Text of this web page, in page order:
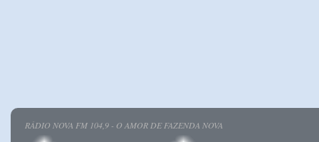
RÁDIO NOVA FM 104,9 - O AMOR DE FAZENDA NOVA